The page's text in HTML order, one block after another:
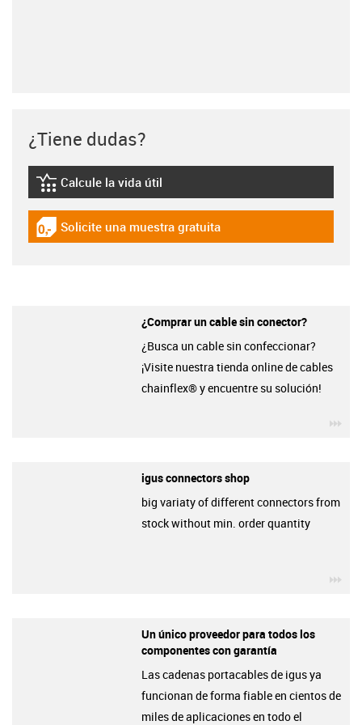
¿Tiene dudas?
igus-icon-lebensdauerrechner
Calcule la vida útil
igus-icon-gratismuster
Solicite una muestra gratuita
¿Comprar un cable sin conector?
¿Busca un cable sin confeccionar?
¡Visite nuestra tienda online de cables
chainflex® y encuentre su solución!
igus connectors shop
big variaty of different connectors from
stock without min. order quantity
Un único proveedor para todos los
componentes con garantía
Las cadenas portacables de igus ya
funcionan de forma fiable en cientos de
miles de aplicaciones en todo el